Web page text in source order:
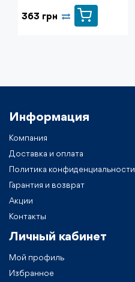
363 грн
Информация
Компания
Доставка и оплата
Политика конфиденциальности
Гарантия и возврат
Акции
Контакты
Личный кабинет
Мой профиль
Избранное